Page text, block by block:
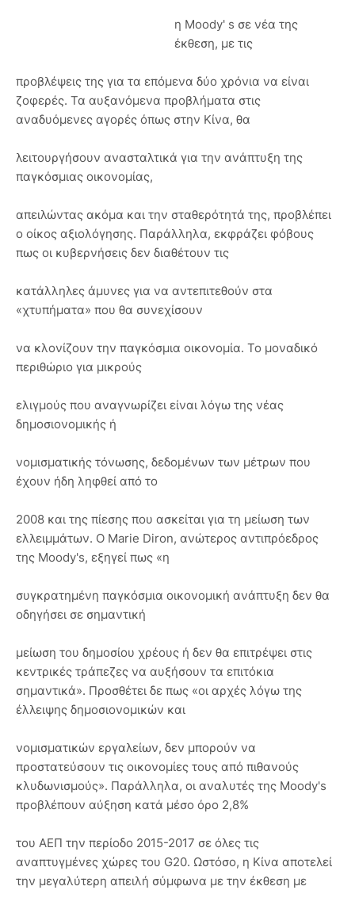
η Moody' s σε νέα της
έκθεση, με τις
προβλέψεις της για τα επόμενα δύο χρόνια να είναι
ζοφερές. Τα αυξανόμενα προβλήματα στις
αναδυόμενες αγορές όπως στην Κίνα, θα
λειτουργήσουν ανασταλτικά για την ανάπτυξη της
παγκόσμιας οικονομίας,
απειλώντας ακόμα και την σταθερότητά της, προβλέπει
ο οίκος αξιολόγησης. Παράλληλα, εκφράζει φόβους
πως οι κυβερνήσεις δεν διαθέτουν τις
κατάλληλες άμυνες για να αντεπιτεθούν στα
«χτυπήματα» που θα συνεχίσουν
να κλονίζουν την παγκόσμια οικονομία. Το μοναδικό
περιθώριο για μικρούς
ελιγμούς που αναγνωρίζει είναι λόγω της νέας
δημοσιονομικής ή
νομισματικής τόνωσης, δεδομένων των μέτρων που
έχουν ήδη ληφθεί από το
2008 και της πίεσης που ασκείται για τη μείωση των
ελλειμμάτων. Ο Marie Diron, ανώτερος αντιπρόεδρος
της Moody's, εξηγεί πως «η
συγκρατημένη παγκόσμια οικονομική ανάπτυξη δεν θα
οδηγήσει σε σημαντική
μείωση του δημοσίου χρέους ή δεν θα επιτρέψει στις
κεντρικές τράπεζες να αυξήσουν τα επιτόκια
σημαντικά». Προσθέτει δε πως «οι αρχές λόγω της
έλλειψης δημοσιονομικών και
νομισματικών εργαλείων, δεν μπορούν να
προστατεύσουν τις οικονομίες τους από πιθανούς
κλυδωνισμούς». Παράλληλα, οι αναλυτές της Moody's
προβλέπουν αύξηση κατά μέσο όρο 2,8%
του ΑΕΠ την περίοδο 2015-2017 σε όλες τις
αναπτυγμένες χώρες του G20. Ωστόσο, η Κίνα αποτελεί
την μεγαλύτερη απειλή σύμφωνα με την έκθεση με